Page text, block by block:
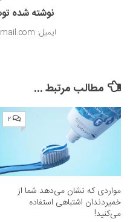
نوشته شده
ایمیل: majdi.mahta@gmail.com
مطالب مرتبط ...
۲
مواردی که نشان می‌دهد شما از
خمیردندان اشتباهی استفاده
می‌کنید!